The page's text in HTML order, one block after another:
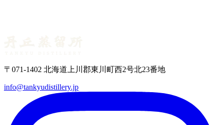
〒071-1402 北海道上川郡東川町西2号北23番地
info@tankyudistillery.jp